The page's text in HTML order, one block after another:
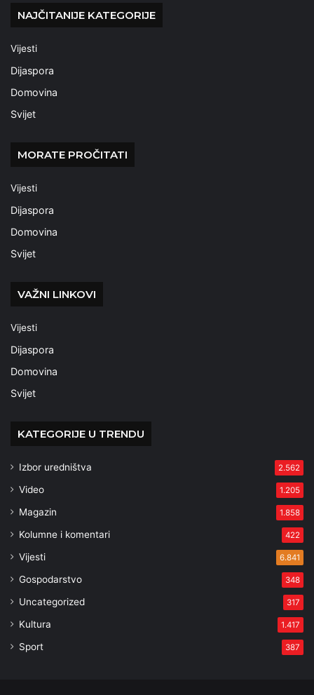
NAJČITANIJE KATEGORIJE
Vijesti
Dijaspora
Domovina
Svijet
MORATE PROČITATI
Vijesti
Dijaspora
Domovina
Svijet
VAŽNI LINKOVI
Vijesti
Dijaspora
Domovina
Svijet
KATEGORIJE U TRENDU
Izbor uredništva 2.562
Video 1.205
Magazin 1.858
Kolumne i komentari 422
Vijesti 6.841
Gospodarstvo 348
Uncategorized 317
Kultura 1.417
Sport 387